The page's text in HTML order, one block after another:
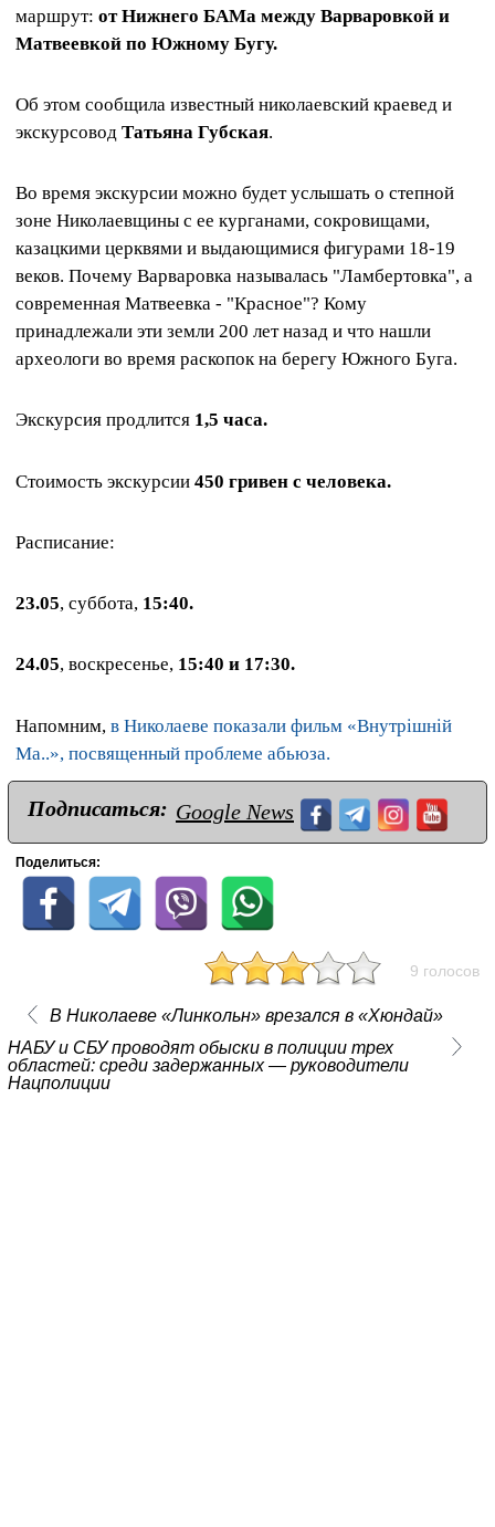
маршрут: от Нижнего БАМа между Варваровкой и
Матвеевкой по Южному Бугу.
Об этом сообщила известный николаевский краевед и
экскурсовод Татьяна Губская.
Во время экскурсии можно будет услышать о степной
зоне Николаевщины с ее курганами, сокровищами,
казацкими церквями и выдающимися фигурами 18-19
веков. Почему Варваровка называлась "Ламбертовка", а
современная Матвеевка - "Красное"? Кому
принадлежали эти земли 200 лет назад и что нашли
археологи во время раскопок на берегу Южного Буга.
Экскурсия продлится 1,5 часа.
Стоимость экскурсии 450 гривен с человека.
Расписание:
23.05, суббота, 15:40.
24.05, воскресенье, 15:40 и 17:30.
Напомним, в Николаеве показали фильм «Внутрішній
Ма..», посвященный проблеме абьюза.
Подписаться: Google News
Поделиться:
9 голосов
В Николаеве «Линкольн» врезался в «Хюндай»
НАБУ и СБУ проводят обыски в полиции трех
областей: среди задержанных — руководители
Нацполиции